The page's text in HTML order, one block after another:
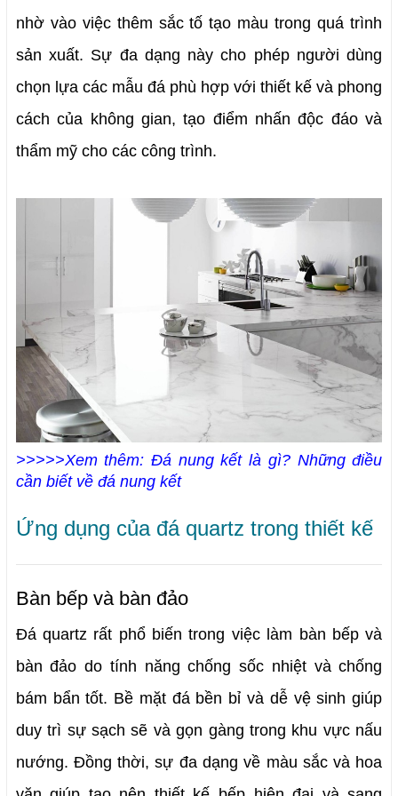
nhờ vào việc thêm sắc tố tạo màu trong quá trình
sản xuất. Sự đa dạng này cho phép người dùng
chọn lựa các mẫu đá phù hợp với thiết kế và phong
cách của không gian, tạo điểm nhấn độc đáo và
thẩm mỹ cho các công trình.
>>>>>Xem thêm: Đá nung kết là gì? Những điều
cần biết về đá nung kết
Ứng dụng của đá quartz trong thiết kế
Bàn bếp và bàn đảo
Đá quartz rất phổ biến trong việc làm bàn bếp và
bàn đảo do tính năng chống sốc nhiệt và chống
bám bẩn tốt. Bề mặt đá bền bỉ và dễ vệ sinh giúp
duy trì sự sạch sẽ và gọn gàng trong khu vực nấu
nướng. Đồng thời, sự đa dạng về màu sắc và hoa